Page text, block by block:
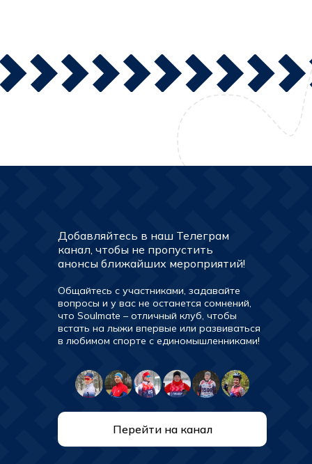
Общайтесь с участниками, задавайте
вопросы и у вас не останется сомнений,
что Soulmate – отличный клуб, чтобы
встать на лыжи впервые или развиваться
в любимом спорте с единомышленниками!
Добавляйтесь в наш Телеграм
канал, чтобы не пропустить
анонсы ближайших мероприятий!
Перейти на канал